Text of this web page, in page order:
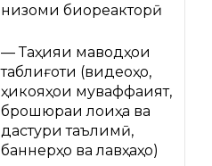
низоми биореакторӣ
— Таҳияи маводҳои
таблиғоти (видеоҳо,
ҳикояҳои муваффақият,
брошюраи лоиҳа ва
дастури таълимӣ,
баннерҳо ва лавҳаҳо)